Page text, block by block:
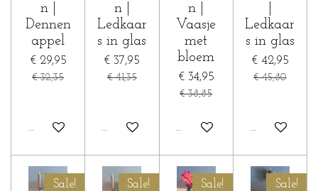
n |
Dennen
appel
€ 29,95
€ 32,35
In winkelwagen
n |
Ledkaar
s in glas
€ 37,95
€ 41,35
In winkelwagen
n |
Vaasje
met
bloem
€ 34,95
€ 38,85
In winkelwagen
Ledkaar
s in glas
€ 42,95
€ 45,80
In
Sale! Sale! Sale! Sale!